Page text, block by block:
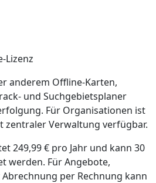
Lizenz
anderem Offline-Karten,
und Suchgebietsplaner
Für Organisationen ist
zentraler Verwaltung verfügbar.
249,99 € pro Jahr und kann 30
werden. Für Angebote,
per Rechnung kann